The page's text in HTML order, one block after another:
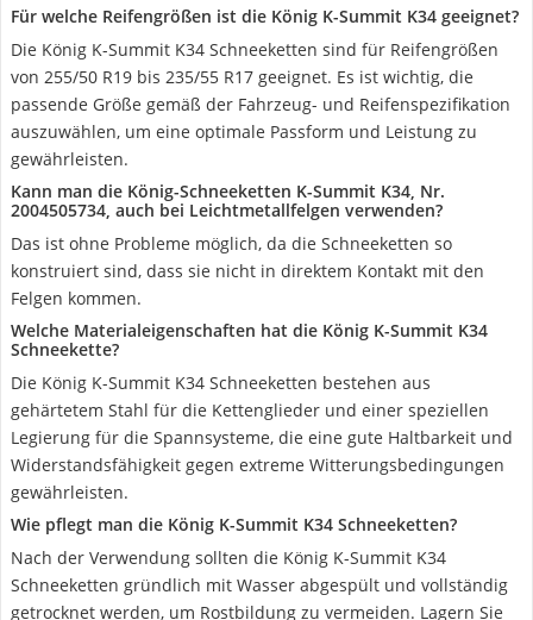
Für welche Reifengrößen ist die König K-Summit K34 geeignet?
Die König K-Summit K34 Schneeketten sind für Reifengrößen
von 255/50 R19 bis 235/55 R17 geeignet. Es ist wichtig, die
passende Größe gemäß der Fahrzeug- und Reifenspezifikation
auszuwählen, um eine optimale Passform und Leistung zu
gewährleisten.
Kann man die König-Schneeketten K-Summit K34, Nr.
2004505734, auch bei Leichtmetallfelgen verwenden?
Das ist ohne Probleme möglich, da die Schneeketten so
konstruiert sind, dass sie nicht in direktem Kontakt mit den
Felgen kommen.
Welche Materialeigenschaften hat die König K-Summit K34
Schneekette?
Die König K-Summit K34 Schneeketten bestehen aus
gehärtetem Stahl für die Kettenglieder und einer speziellen
Legierung für die Spannsysteme, die eine gute Haltbarkeit und
Widerstandsfähigkeit gegen extreme Witterungsbedingungen
gewährleisten.
Wie pflegt man die König K-Summit K34 Schneeketten?
Nach der Verwendung sollten die König K-Summit K34
Schneeketten gründlich mit Wasser abgespült und vollständig
getrocknet werden, um Rostbildung zu vermeiden. Lagern Sie